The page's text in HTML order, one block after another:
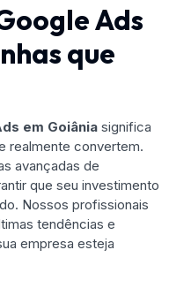
Ads
que
em Goiânia significa
realmente convertem.
avançadas de
que seu investimento
Nossos profissionais
tendências e
empresa esteja